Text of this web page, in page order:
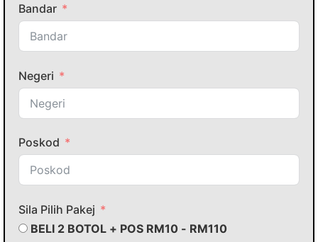
Bandar
Negeri
Poskod
Sila Pilih Pakej
BELI 2 BOTOL + POS RM10 - RM110